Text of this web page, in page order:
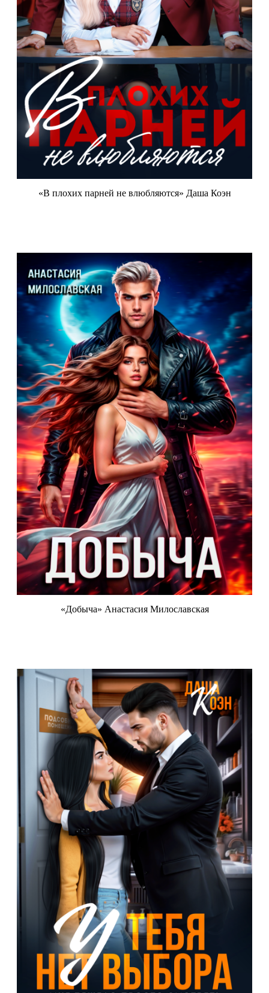
«В плохих парней не влюбляются» Даша Коэн
«Добыча» Анастасия Милославская